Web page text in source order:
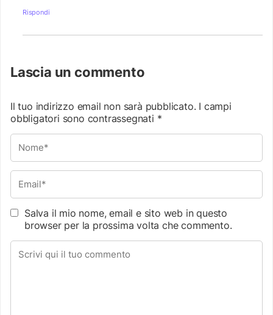
Rispondi
Lascia un commento
Il tuo indirizzo email non sarà pubblicato. I campi
obbligatori sono contrassegnati *
Salva il mio nome, email e sito web in questo
browser per la prossima volta che commento.